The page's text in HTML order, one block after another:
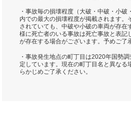
・事故毎の損壊程度（大破・中破・小破
内での最大の損壊程度が掲載されます。
されていても、中破や小破の車両が存在
様に死亡者のいる事故は死亡事故と表記
が存在する場合がございます。予めご了
・事故発生地点の町丁目は2020年国勢
定しています。現在の町丁目名と異なる
らかじめご了承ください。